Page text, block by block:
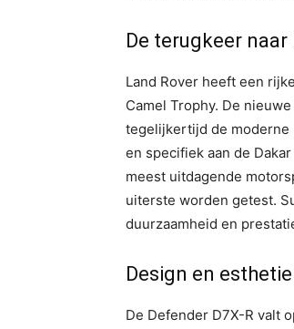
De terugkeer naar
Land Rover heeft een
Camel Trophy. De
tegelijkertijd de moderne
en specifiek aan de
meest uitdagende
uiterste worden getest.
duurzaamheid en
Design en
De Defender D7X-R valt